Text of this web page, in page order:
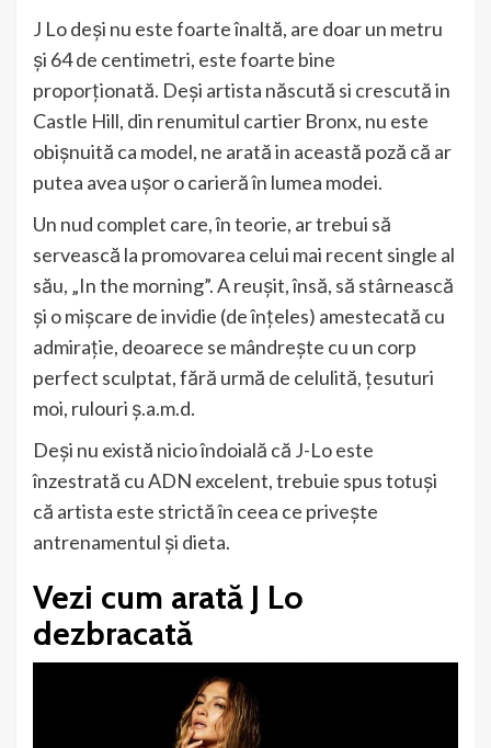
J Lo deși nu este foarte înaltă, are doar un metru
și 64 de centimetri, este foarte bine
proporționată. Deși artista născută si crescută in
Castle Hill, din renumitul cartier Bronx, nu este
obișnuită ca model, ne arată in această poză că ar
putea avea ușor o carieră în lumea modei.
Un nud complet care, în teorie, ar trebui să
servească la promovarea celui mai recent single al
său, „In the morning”. A reușit, însă, să stârnească
și o mișcare de invidie (de înțeles) amestecată cu
admirație, deoarece se mândrește cu un corp
perfect sculptat, fără urmă de celulită, țesuturi
moi, rulouri ș.a.m.d.
Deși nu există nicio îndoială că J-Lo este
înzestrată cu ADN excelent, trebuie spus totuși
că artista este strictă în ceea ce privește
antrenamentul și dieta.
Vezi cum arată J Lo
dezbracată